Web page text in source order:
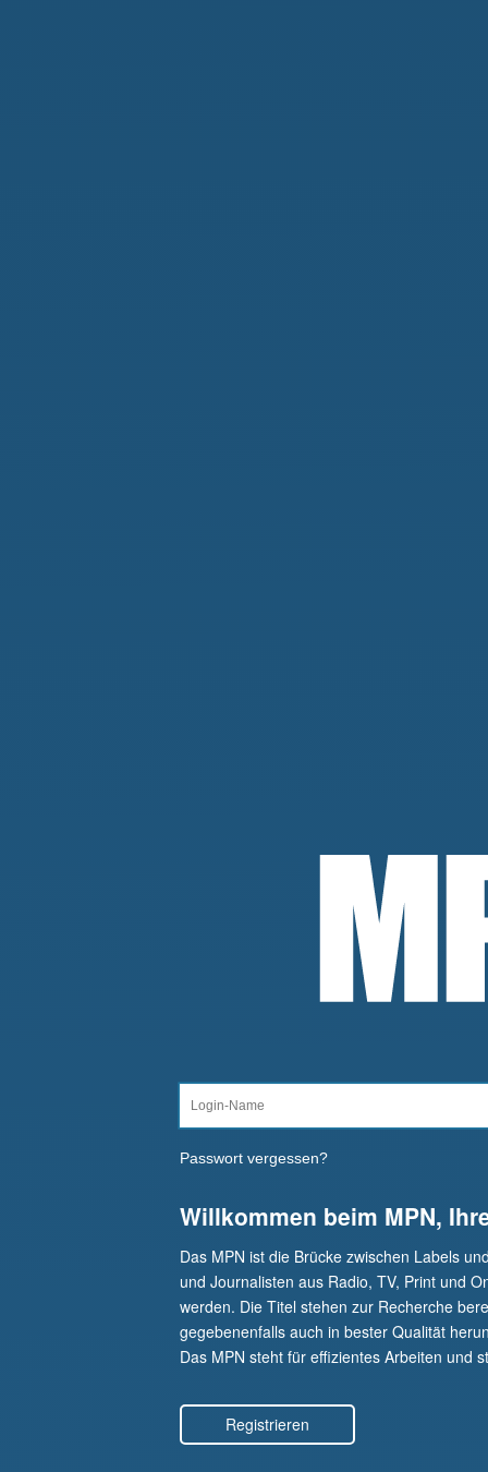
Passwort vergessen?
Willkommen beim MPN,
Das MPN ist die Brücke zwischen Labels
und Journalisten aus Radio, TV, Print und
werden. Die Titel stehen zur Recherche
gegebenenfalls auch in bester Qualität
Das MPN steht für effizientes Arbeiten und
Registrieren